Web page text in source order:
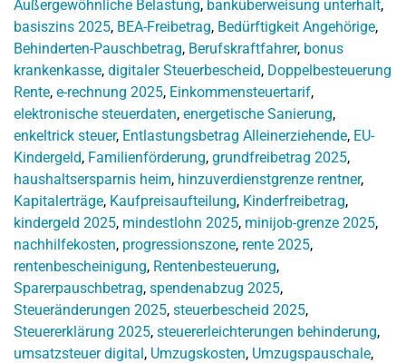
Außergewöhnliche Belastung, banküberweisung unterhalt,
basiszins 2025, BEA-Freibetrag, Bedürftigkeit Angehörige,
Behinderten-Pauschbetrag, Berufskraftfahrer, bonus
krankenkasse, digitaler Steuerbescheid, Doppelbesteuerung
Rente, e-rechnung 2025, Einkommensteuertarif,
elektronische steuerdaten, energetische Sanierung,
enkeltrick steuer, Entlastungsbetrag Alleinerziehende, EU-
Kindergeld, Familienförderung, grundfreibetrag 2025,
haushaltsersparnis heim, hinzuverdienstgrenze rentner,
Kapitalerträge, Kaufpreisaufteilung, Kinderfreibetrag,
kindergeld 2025, mindestlohn 2025, minijob-grenze 2025,
nachhilfekosten, progressionszone, rente 2025,
rentenbescheinigung, Rentenbesteuerung,
Sparerpauschbetrag, spendenabzug 2025,
Steueränderungen 2025, steuerbescheid 2025,
Steuererklärung 2025, steuererleichterungen behinderung,
umsatzsteuer digital, Umzugskosten, Umzugspauschale,